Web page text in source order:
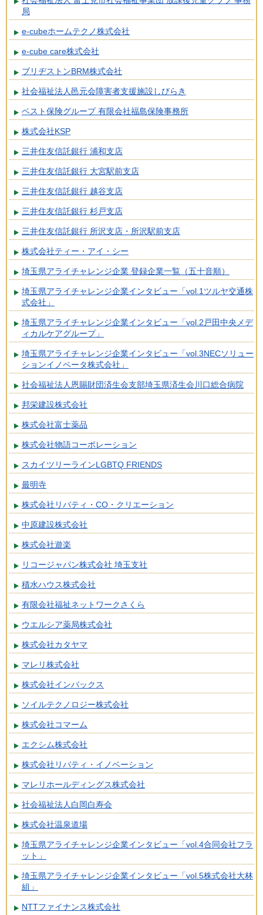
局
e-cubeホームテクノ株式会社
e-cube care株式会社
ブリヂストンBRM株式会社
社会福祉法人邑元会障害者支援施設しびらき
ベスト保険グループ 有限会社福島保険事務所
株式会社KSP
三井住友信託銀行 浦和支店
三井住友信託銀行 大宮駅前支店
三井住友信託銀行 越谷支店
三井住友信託銀行 杉戸支店
三井住友信託銀行 所沢支店・所沢駅前支店
株式会社ティー・アイ・シー
埼玉県アライチャレンジ企業 登録企業一覧（五十音順）
埼玉県アライチャレンジ企業インタビュー「vol.1ツルヤ交通株
式会社」
埼玉県アライチャレンジ企業インタビュー「vol.2戸田中央メデ
ィカルケアグループ」
埼玉県アライチャレンジ企業インタビュー「vol.3NECソリュー
ションイノベータ株式会社」
社会福祉法人恩賜財団済生会支部埼玉県済生会川口総合病院
邦栄建設株式会社
株式会社富士薬品
株式会社物語コーポレーション
スカイツリーラインLGBTQ FRIENDS
最明寺
株式会社リバティ・CO・クリエーション
中原建設株式会社
株式会社遊楽
リコージャパン株式会社 埼玉支社
積水ハウス株式会社
有限会社福祉ネットワークさくら
ウエルシア薬局株式会社
株式会社カタヤマ
マレリ株式会社
株式会社インバックス
ソイルテクノロジー株式会社
株式会社コマーム
エクシム株式会社
株式会社リバティ・イノベーション
マレリホールディングス株式会社
社会福祉法人白岡白寿会
株式会社温泉道場
埼玉県アライチャレンジ企業インタビュー「vol.4合同会社フラ
ット」
埼玉県アライチャレンジ企業インタビュー「vol.5株式会社大林
組」
NTTファイナンス株式会社